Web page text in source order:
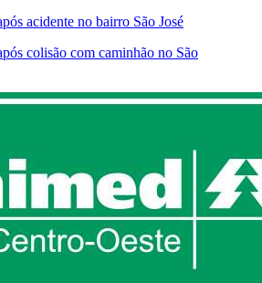
acidente no bairro São José
colisão com caminhão no São